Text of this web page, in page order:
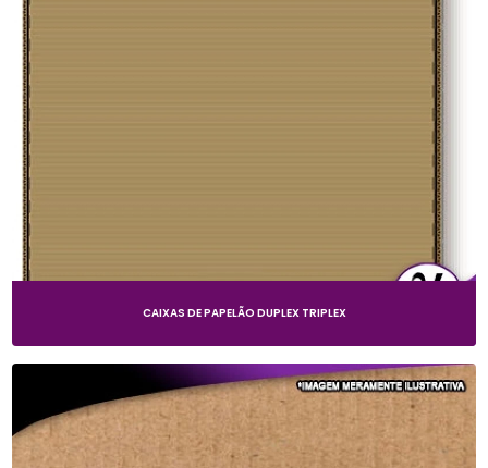
CAIXAS DE PAPELÃO DUPLEX TRIPLEX